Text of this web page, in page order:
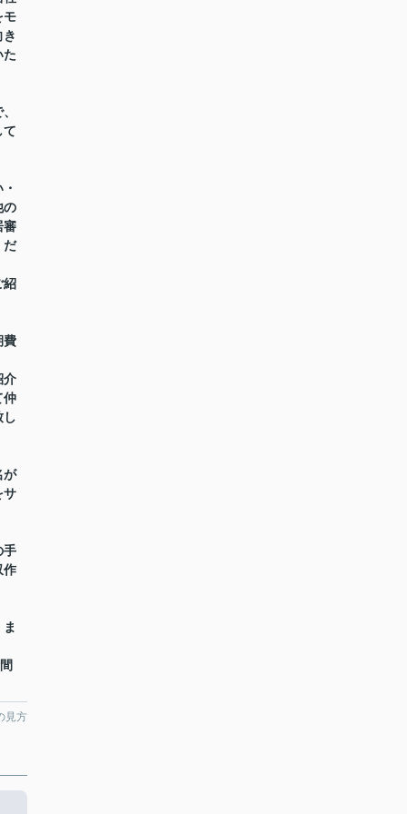
モ
た
て
の
審
だ
紹
費
介
仲
し
が
サ
手
作
見方